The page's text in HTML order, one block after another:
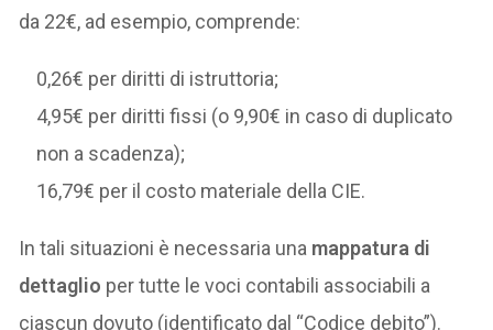
da 22€, ad esempio, comprende:
0,26€ per diritti di istruttoria;
4,95€ per diritti fissi (o 9,90€ in caso di duplicato
non a scadenza);
16,79€ per il costo materiale della CIE.
In tali situazioni è necessaria una mappatura di
dettaglio per tutte le voci contabili associabili a
ciascun dovuto (identificato dal “Codice debito”).